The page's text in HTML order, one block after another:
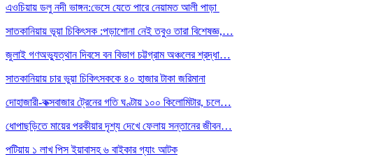
এওচিয়ায় ডলু নদী ভাঙ্গন:ভেসে যেতে পারে নেয়ামত আলী পাড়া
সাতকানিয়ায় ভূয়া চিকিৎসক :পড়াশোনা নেই তবুও তারা বিশেষজ্ঞ,…
জুলাই গণঅভ্যুত্থান দিবসে বন বিভাগ চট্টগ্রাম অঞ্চলের শ্রদ্ধা…
সাতকানিয়ায় চার ভুয়া চিকিৎসককে ৪০ হাজার টাকা জরিমানা
দোহাজারী-কক্সবাজার ট্রেনের গতি ঘণ্টায় ১০০ কিলোমিটার, চলে…
ধোপাছড়িতে মায়ের পরকীয়ার দৃশ্য দেখে ফেলায় সন্তানের জীবন…
পটিয়ায় ১ লাখ পিস ইয়াবাসহ ৬ বাইকার গ্যাং আটক